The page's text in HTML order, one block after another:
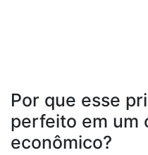
Por que esse
perfeito em um
econômico?